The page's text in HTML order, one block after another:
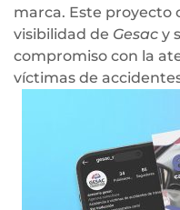
marca. Este
visibilidad de Gesac y
compromiso con la
víctimas de